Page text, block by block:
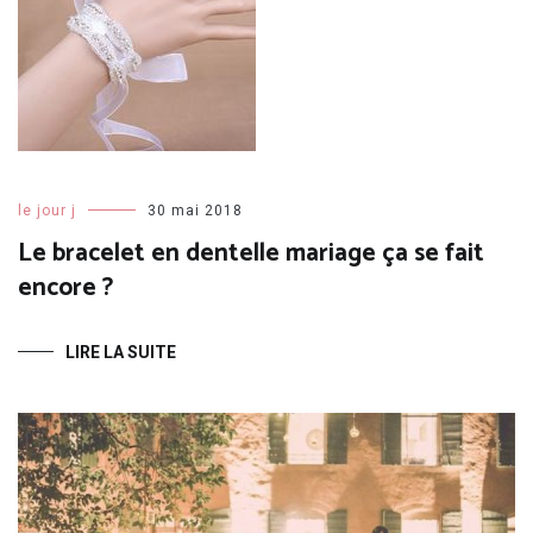
le jour j 30 mai 2018
Le bracelet en dentelle mariage ça se fait
encore ?
LIRE LA SUITE